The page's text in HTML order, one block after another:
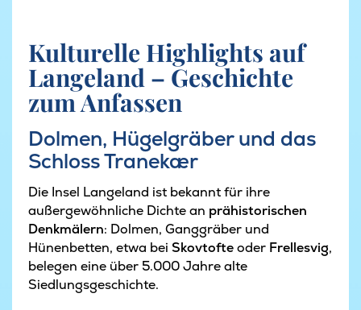
Kulturelle Highlights auf
Langeland – Geschichte
zum Anfassen
Dolmen, Hügelgräber und das
Schloss Tranekær
Die Insel Langeland ist bekannt für ihre
außergewöhnliche Dichte an prähistorischen
Denkmälern: Dolmen, Ganggräber und
Hünenbetten, etwa bei Skovtofteoder Frellesvig,
belegen eine über 5.000 Jahre alte
Siedlungsgeschichte.